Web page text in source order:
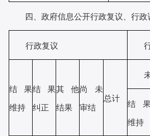
四、政府信息公开行政复议、行政
行政复议
结果
维持
结果
纠正
其他
结果
尚未
审结
总计
结
维持